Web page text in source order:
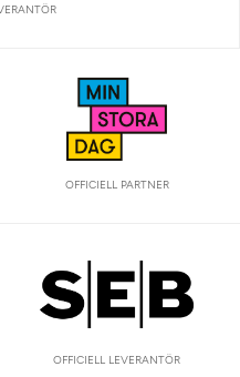
OFFICIELL PARTNER
OFFICIELL LEVERANTÖR